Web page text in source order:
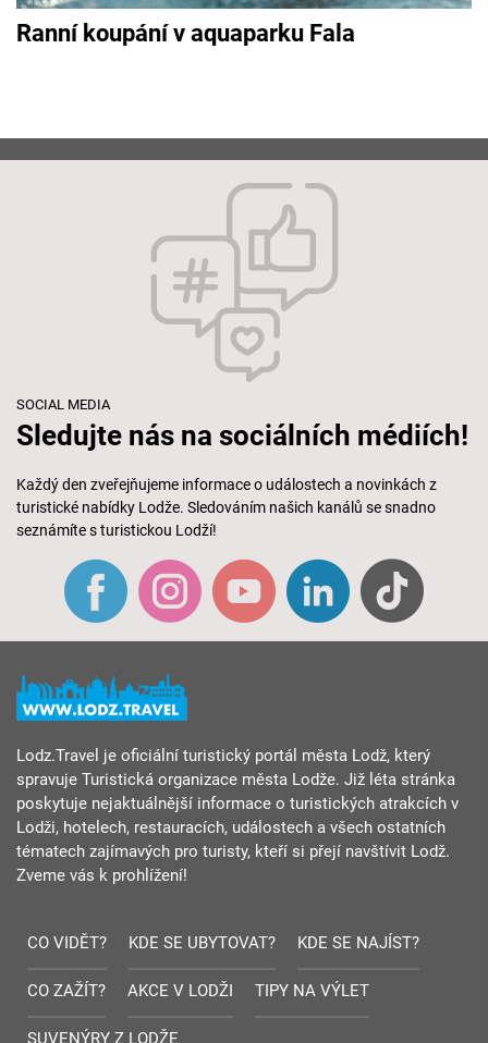
Ranní koupání v aquaparku Fala
SOCIAL MEDIA
Sledujte nás na sociálních médiích!
Každý den zveřejňujeme informace o událostech a novinkách z
turistické nabídky Lodže. Sledováním našich kanálů se snadno
seznámíte s turistickou Lodží!
Lodz.Travel je oficiální turistický portál města Lodž, který
spravuje Turistická organizace města Lodže. Již léta stránka
poskytuje nejaktuálnější informace o turistických atrakcích v
Lodži, hotelech, restauracích, událostech a všech ostatních
tématech zajímavých pro turisty, kteří si přejí navštívit Lodž.
Zveme vás k prohlížení!
CO VIDĚT? KDE SE UBYTOVAT? KDE SE NAJÍST?
CO ZAŽÍT? AKCE V LODŽI TIPY NA VÝLET
SUVENÝRY Z LODŽE